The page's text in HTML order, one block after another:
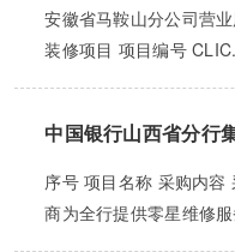
安徽省马鞍山分公司营
装修项目 项目编号
中国银行山西省分行
序号 项目名称 采购内
商为全行提供零星维修